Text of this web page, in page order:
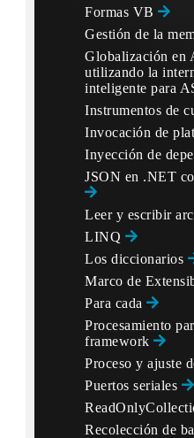
Formas VB
Gestión de la
Globalización en
utilizando la
inteligente para
Instrumentos de
Invocación de
Inyección de
JSON en .NET
Leer y escribir
LINQ
Los diccionarios
Marco de
Para cada
Procesamiento
framework
Proceso y ajuste
Puertos seriales
Recolección de